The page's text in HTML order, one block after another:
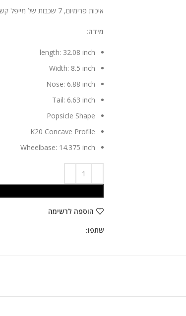
איכות פרימיום, 7 שכבות של מייפל קשיח (Hard-Rock Maple), מיוצרים כמו שצריך
מידה:
length: 32.08 inch
Width: 8.5 inch
Nose: 6.88 inch
Tail: 6.63 inch
Popsicle Shape
K20 Concave Profile
Wheelbase: 14.375 inch
הוספה לרשימה
שתפו: